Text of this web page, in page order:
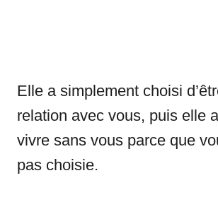
Elle a simplement choisi
relation avec vous, puis elle
vivre sans vous parce que
pas choisie.